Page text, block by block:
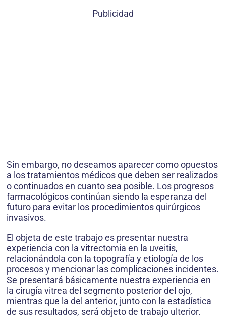
Publicidad
Sin embargo, no deseamos aparecer como opuestos
a los tratamientos médicos que deben ser realizados
o continuados en cuanto sea posible. Los progresos
farmacológicos continúan siendo la esperanza del
futuro para evitar los procedimientos quirúrgicos
invasivos.
El objeta de este trabajo es presentar nuestra
experiencia con la vitrectomia en la uveitis,
relacionándola con la topografía y etiología de los
procesos y mencionar las complicaciones incidentes.
Se presentará básicamente nuestra experiencia en
la cirugía vitrea del segmento posterior del ojo,
mientras que la del anterior, junto con la estadística
de sus resultados, será objeto de trabajo ulterior.